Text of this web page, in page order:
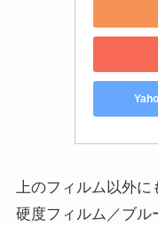
上のフィルム以外に
硬度フィルム／ブル